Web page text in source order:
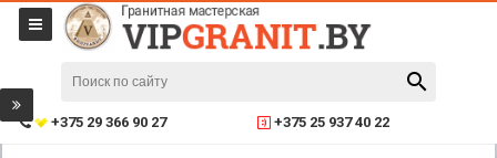
+375 29 366 90 27 +375 25 937 40 22